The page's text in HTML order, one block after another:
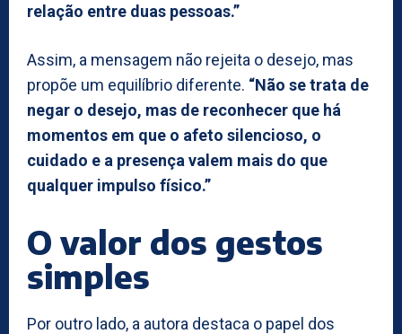
relação entre duas pessoas.”
Assim, a mensagem não rejeita o desejo, mas
propõe um equilíbrio diferente. “Não se trata de
negar o desejo, mas de reconhecer que há
momentos em que o afeto silencioso, o
cuidado e a presença valem mais do que
qualquer impulso físico.”
O valor dos gestos
simples
Por outro lado, a autora destaca o papel dos